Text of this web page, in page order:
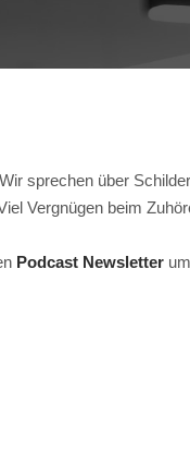
sprechen über
Vergnügen beim
Podcast Newsletter